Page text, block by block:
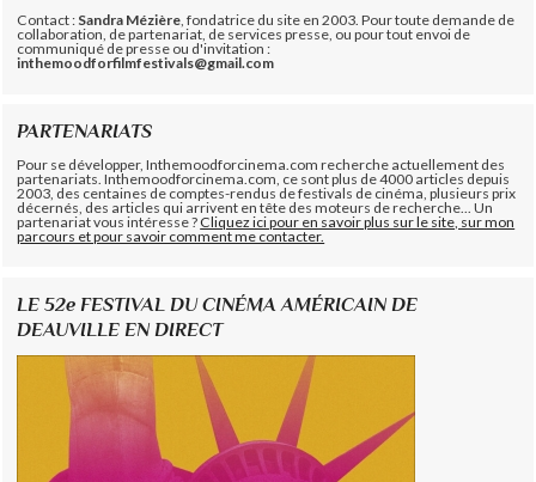
Contact : Sandra Mézière , fondatrice du site en 2003. Pour toute demande de
collaboration, de partenariat, de services presse, ou pour tout envoi de
communiqué de presse ou d'invitation :
inthemoodforfilmfestivals@gmail.com
PARTENARIATS
Pour se développer, Inthemoodforcinema.com recherche actuellement des
partenariats. Inthemoodforcinema.com, ce sont plus de 4000 articles depuis
2003, des centaines de comptes-rendus de festivals de cinéma, plusieurs prix
décernés, des articles qui arrivent en tête des moteurs de recherche... Un
partenariat vous intéresse ?Cliquez ici pour en savoir plus sur le site, sur mon
parcours et pour savoir comment me contacter.
LE 52e FESTIVAL DU CINÉMA AMÉRICAIN DE
DEAUVILLE EN DIRECT